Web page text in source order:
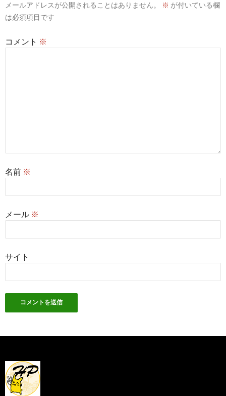
ョ
メールアドレスが公開されることはありません。 ※ が付いている欄
は必須項目です
コメント ※
名前 ※
メール ※
サイト